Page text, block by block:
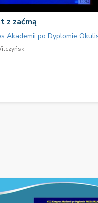
z zaćmą
Akademii po Dyplomie